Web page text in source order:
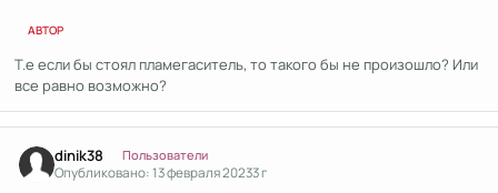
АВТОР
Т.е если бы стоял пламегаситель, то такого бы не произошло? Или
все равно возможно?
dinik38 Пользователи
Опубликовано:13 февраля 20233 г